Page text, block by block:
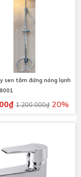
sen tắm đứng nóng lạnh
1.200.000₫ 20%